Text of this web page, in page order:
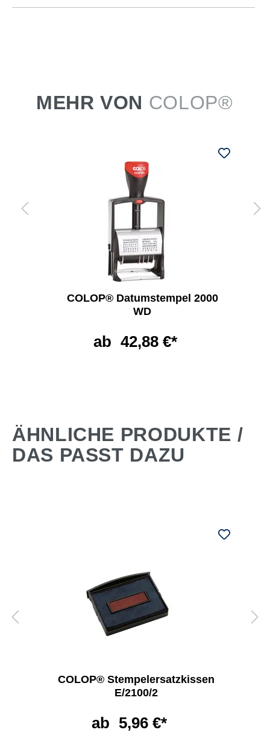
MEHR VON COLOP®
COLOP® Datumstempel 2000
WD
ab 42,88 €*
ÄHNLICHE PRODUKTE /
DAS PASST DAZU
COLOP® Stempelersatzkissen
E/2100/2
ab 5,96 €*